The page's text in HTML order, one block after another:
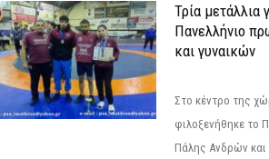
Τρία μετάλλια
Πανελλήνιο
και γυναικών
Στο κέντρο της
φιλοξενήθηκε το
Πάλης Ανδρών και